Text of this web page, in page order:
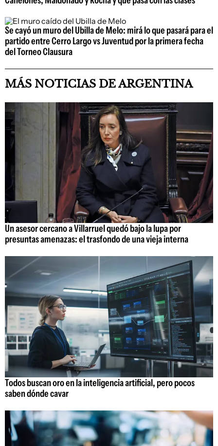
Se cayó un muro del Ubilla de Melo: mirá lo que pasará para el
partido entre Cerro Largo vs Juventud por la primera fecha
del Torneo Clausura
MÁS NOTICIAS DE ARGENTINA
Un asesor cercano a Villarruel quedó bajo la lupa por
presuntas amenazas: el trasfondo de una vieja interna
Todos buscan oro en la inteligencia artificial, pero pocos
saben dónde cavar